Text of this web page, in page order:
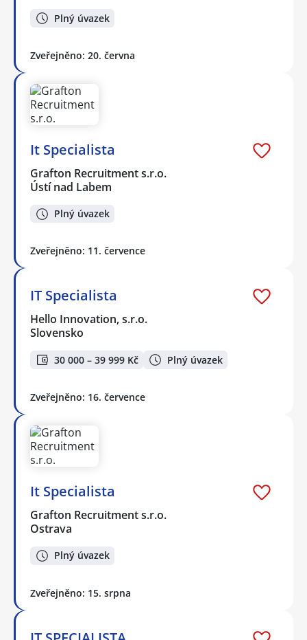
Plný úvazek
Zveřejněno: 20. června
It Specialista
Grafton Recruitment s.r.o.
Ústí nad Labem
Plný úvazek
Zveřejněno: 11. července
IT Specialista
Hello Innovation, s.r.o.
Slovensko
30 000 – 39 999 Kč Plný úvazek
Zveřejněno: 16. července
It Specialista
Grafton Recruitment s.r.o.
Ostrava
Plný úvazek
Zveřejněno: 15. srpna